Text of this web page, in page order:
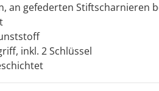
an gefederten Stiftscharnieren
inkl. 2 Schlüssel